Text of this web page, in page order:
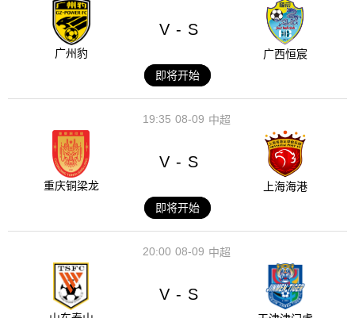
广州豹
V - S
广西恒宸
即将开始
08-09
19:35 中超
重庆铜梁龙
V - S
上海海港
即将开始
08-09
20:00 中超
V - S